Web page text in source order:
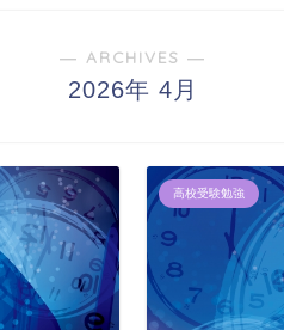
― ARCHIVES ―
2026年 4月
高校受験勉強